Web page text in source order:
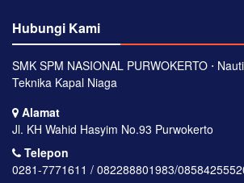
Hubungi Kami
SMK SPM NASIONAL PURWOKERTO ⋅
Teknika Kapal Niaga
Alamat
Jl. KH Wahid Hasyim No.93 Purwokerto
Telepon
0281-7771611 / 082288801983/